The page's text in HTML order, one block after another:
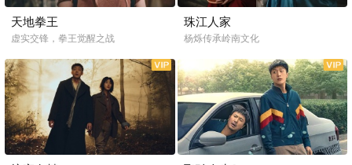
天地拳王
虚实交锋，拳王觉醒之战
珠江人家
杨烁传承岭南文化